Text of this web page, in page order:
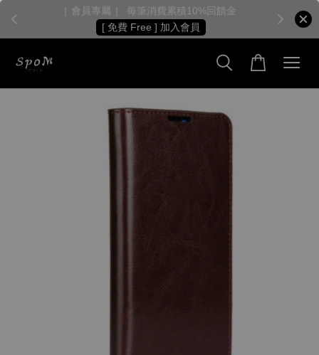
［ 會員專屬 ］ 每筆消費累積10%回饋金
[ 免費 Free ] 加入會員